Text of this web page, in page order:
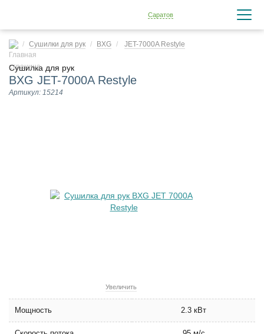
Саратов
Сушилки для рук BXG JET-7000A Restyle
Сушилка для рук
BXG JET-7000A Restyle
Артикул: 15214
Увеличить
Мощность 2.3 кВт